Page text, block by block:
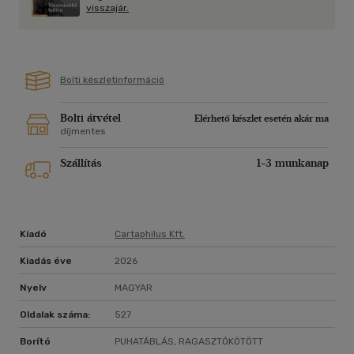
vágyaiknak, még ha ez Aragoa pusztulását és talán
mindkettejük halálát is okozza?
visszajár.
Bolti készletinformáció
Bolti átvétel
Elérhető készlet esetén akár ma
díjmentes
Szállítás 1-3 munkanap
Kiadó Cartaphilus Kft.
Kiadás éve 2026
Nyelv MAGYAR
Oldalak száma: 527
Borító PUHATÁBLÁS, RAGASZTÓKÖTÖTT